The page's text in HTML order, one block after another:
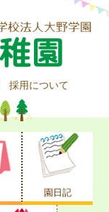
採用について
園日記